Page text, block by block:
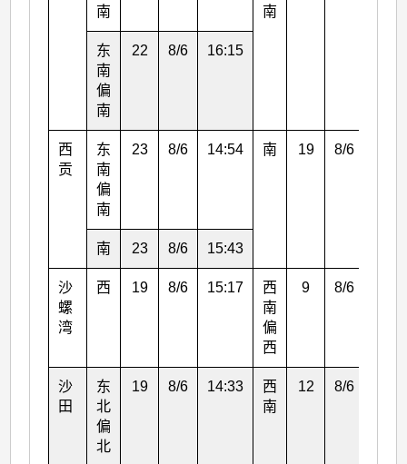
南
南
东
南
偏
南
22 8/6 16:15
西
贡
东
南
偏
南
23 8/6 14:54 南 19 8/6
南 23 8/6 15:43
沙
螺
湾
西 19 8/6 15:17
西
南
偏
西
9 8/6
沙
田
东
北
偏
北
19 8/6 14:33
西
南
12 8/6